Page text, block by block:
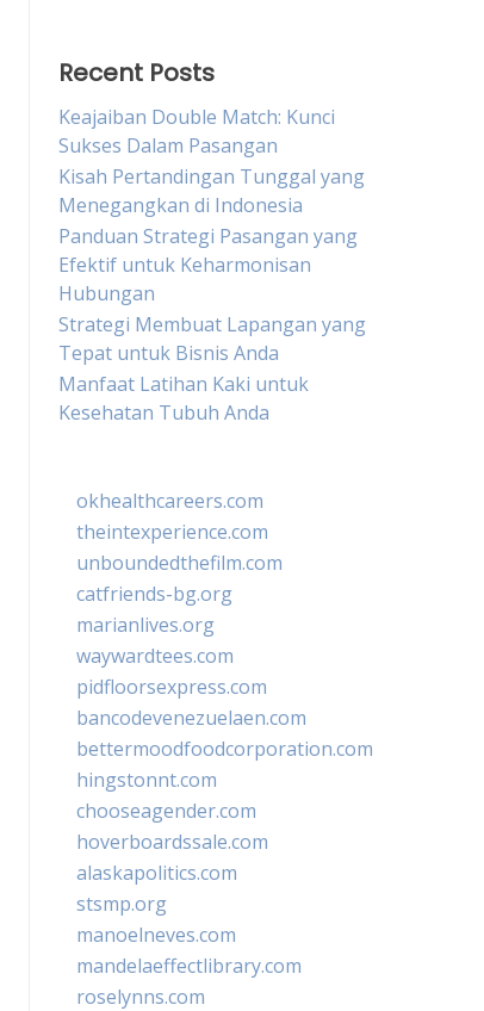
Recent Posts
Keajaiban Double Match: Kunci
Sukses Dalam Pasangan
Kisah Pertandingan Tunggal yang
Menegangkan di Indonesia
Panduan Strategi Pasangan yang
Efektif untuk Keharmonisan
Hubungan
Strategi Membuat Lapangan yang
Tepat untuk Bisnis Anda
Manfaat Latihan Kaki untuk
Kesehatan Tubuh Anda
okhealthcareers.com
theintexperience.com
unboundedthefilm.com
catfriends-bg.org
marianlives.org
waywardtees.com
pidfloorsexpress.com
bancodevenezuelaen.com
bettermoodfoodcorporation.com
hingstonnt.com
chooseagender.com
hoverboardssale.com
alaskapolitics.com
stsmp.org
manoelneves.com
mandelaeffectlibrary.com
roselynns.com